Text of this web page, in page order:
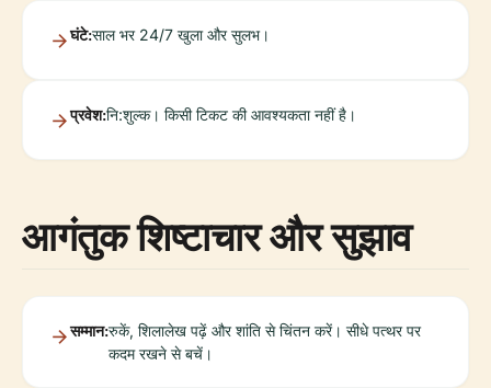
घंटे:साल भर 24/7 खुला और सुलभ।
प्रवेश:नि:शुल्क। किसी टिकट की आवश्यकता नहीं है।
आगंतुक शिष्टाचार और सुझाव
सम्मान:रुकें, शिलालेख पढ़ें और शांति से चिंतन करें। सीधे पत्थर पर
कदम रखने से बचें।